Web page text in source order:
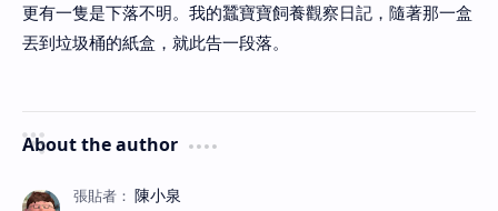
更有一隻是下落不明。我的蠶寶寶飼養觀察日記，隨著那一盒
丟到垃圾桶的紙盒，就此告一段落。
About the author